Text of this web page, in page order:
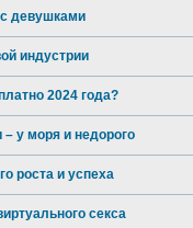
девушками
индустрии
2024 года?
– у моря и недорого
роста и успеха
секса